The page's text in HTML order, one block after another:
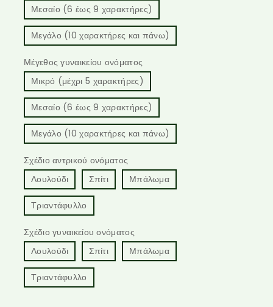
Μεσαίο (6 έως 9 χαρακτήρες)
Μεγάλο (10 χαρακτήρες και πάνω)
Μέγεθος γυναικείου ονόματος
Μικρό (μέχρι 5 χαρακτήρες)
Μεσαίο (6 έως 9 χαρακτήρες)
Μεγάλο (10 χαρακτήρες και πάνω)
Σχέδιο αντρικού ονόματος
Λουλούδι
Σπίτι Μπάλωμα
Τριαντάφυλλο
Σχέδιο γυναικείου ονόματος
Λουλούδι
Σπίτι Μπάλωμα
Τριαντάφυλλο